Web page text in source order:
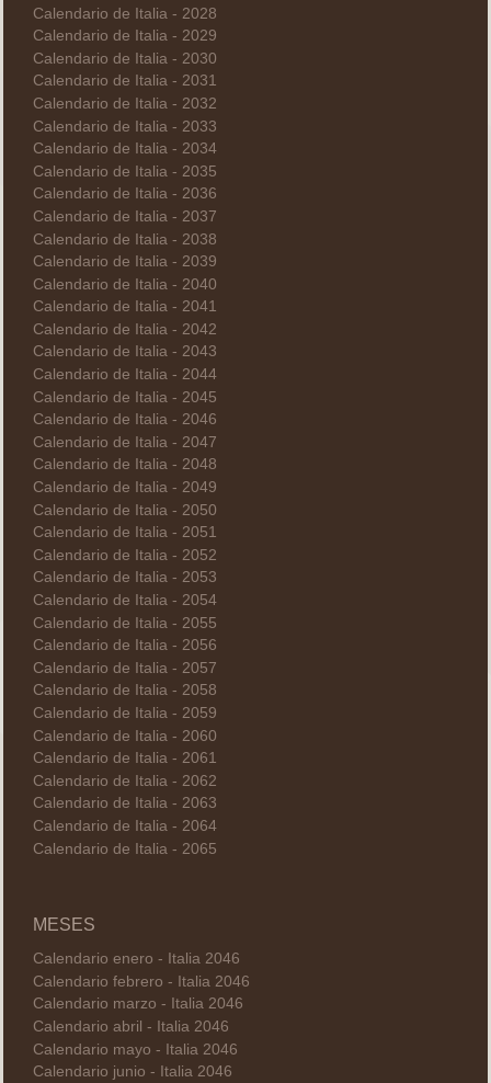
Calendario de Italia - 2028
Calendario de Italia - 2029
Calendario de Italia - 2030
Calendario de Italia - 2031
Calendario de Italia - 2032
Calendario de Italia - 2033
Calendario de Italia - 2034
Calendario de Italia - 2035
Calendario de Italia - 2036
Calendario de Italia - 2037
Calendario de Italia - 2038
Calendario de Italia - 2039
Calendario de Italia - 2040
Calendario de Italia - 2041
Calendario de Italia - 2042
Calendario de Italia - 2043
Calendario de Italia - 2044
Calendario de Italia - 2045
Calendario de Italia - 2046
Calendario de Italia - 2047
Calendario de Italia - 2048
Calendario de Italia - 2049
Calendario de Italia - 2050
Calendario de Italia - 2051
Calendario de Italia - 2052
Calendario de Italia - 2053
Calendario de Italia - 2054
Calendario de Italia - 2055
Calendario de Italia - 2056
Calendario de Italia - 2057
Calendario de Italia - 2058
Calendario de Italia - 2059
Calendario de Italia - 2060
Calendario de Italia - 2061
Calendario de Italia - 2062
Calendario de Italia - 2063
Calendario de Italia - 2064
Calendario de Italia - 2065
MESES
Calendario enero - Italia 2046
Calendario febrero - Italia 2046
Calendario marzo - Italia 2046
Calendario abril - Italia 2046
Calendario mayo - Italia 2046
Calendario junio - Italia 2046